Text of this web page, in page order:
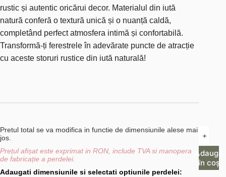
rustic și autentic oricărui decor. Materialul din iută
natură conferă o textură unică și o nuanță caldă,
completând perfect atmosfera intimă și confortabilă.
Transformă-ți ferestrele în adevărate puncte de atracție
cu aceste storuri rustice din iută naturală!
Pretul total se va modifica in functie de dimensiunile alese mai
jos.
Prețul afișat este exprimat in RON, include TVA si manopera
de fabricație a perdelei.
Adaugati dimensiunile si selectati optiunile perdelei:
Storuri
Rustice
din
Iuta
Natur
Adaugă
în coș